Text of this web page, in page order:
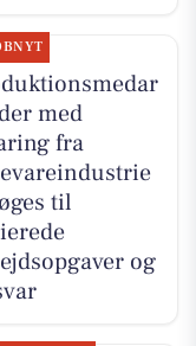
med
fra
til
og